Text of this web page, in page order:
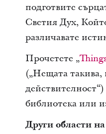
подготвите
Светия Дух,
различавате
Прочетете „
(„Нещата такива,
библиотека или
Други области на